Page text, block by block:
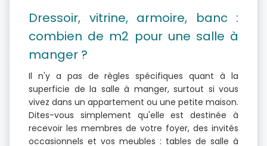
Dressoir, vitrine, armoire, banc :
combien de m2 pour une salle à
manger ?
Il n'y a pas de règles spécifiques quant à la
superficie de la salle à manger, surtout si vous
vivez dans un appartement ou une petite maison.
Dites-vous simplement qu'elle est destinée à
recevoir les membres de votre foyer, des invités
occasionnels et vos meubles : tables de salle à